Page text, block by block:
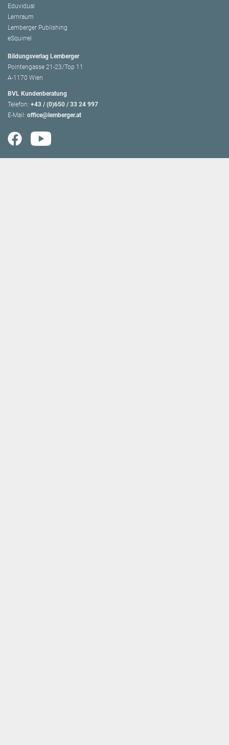
Eduvidual
Lernraum
Lemberger Publishing
eSquirrel
Bildungsverlag Lemberger
Pointengasse 21-23/Top 11
A-1170 Wien
BVL Kundenberatung
Telefon: +43 / (0)650 / 33 24 997
E-Mail: office@lemberger.at